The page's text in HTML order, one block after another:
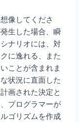
像してくださ
生した場合、瞬
ナリオには、対
に逸れる、また
ことが含まれま
状況に直面した
画された決定と
プログラマーが
ゴリズムを作成